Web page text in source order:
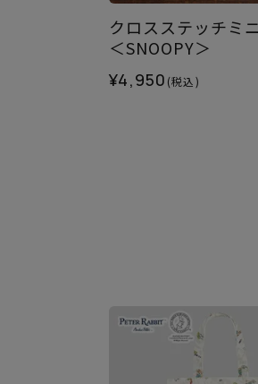
クロスステッチミ
＜SNOOPY＞
¥4,950 (税込)